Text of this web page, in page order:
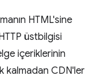
HTML'sine
üstbilgisi
içeriklerinin
kalmadan CDN'ler